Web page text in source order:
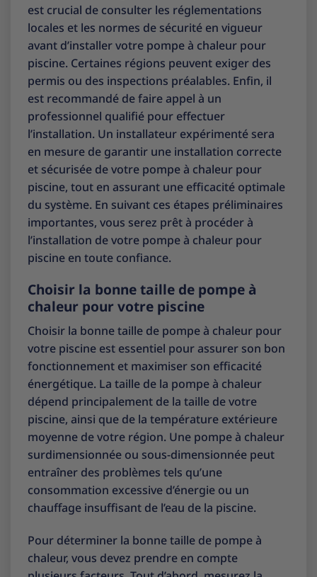
est crucial de consulter les réglementations
locales et les normes de sécurité en vigueur
avant d’installer votre pompe à chaleur pour
piscine. Certaines régions peuvent exiger des
permis ou des inspections préalables. Enfin, il
est recommandé de faire appel à un
professionnel qualifié pour effectuer
l’installation. Un installateur expérimenté sera
en mesure de garantir une installation correcte
et sécurisée de votre pompe à chaleur pour
piscine, tout en assurant une efficacité optimale
du système. En suivant ces étapes préliminaires
importantes, vous serez prêt à procéder à
l’installation de votre pompe à chaleur pour
piscine en toute confiance.
Choisir la bonne taille de pompe à
chaleur pour votre piscine
Choisir la bonne taille de pompe à chaleur pour
votre piscine est essentiel pour assurer son bon
fonctionnement et maximiser son efficacité
énergétique. La taille de la pompe à chaleur
dépend principalement de la taille de votre
piscine, ainsi que de la température extérieure
moyenne de votre région. Une pompe à chaleur
surdimensionnée ou sous-dimensionnée peut
entraîner des problèmes tels qu’une
consommation excessive d’énergie ou un
chauffage insuffisant de l’eau de la piscine.
Pour déterminer la bonne taille de pompe à
chaleur, vous devez prendre en compte